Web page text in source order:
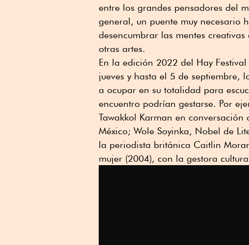
entre los grandes pensadores del
general, un puente muy necesario
desencumbrar las mentes
otras artes.
En la edición 2022 del Hay
jueves y hasta el 5 de septiembre,
a ocupar en su totalidad para
encuentro podrían gestarse. Por
Tawakkol Karman en
México; Wole Soyinka, Nobel de
la periodista británica Caitlin
mujer (2004), con la gestora